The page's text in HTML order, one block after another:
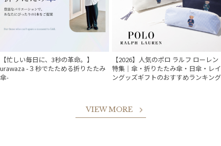
【忙しい毎日に、3秒の革命。】
urawaza -３秒でたためる折りたたみ
傘-
【2026】人気のポロ ラルフ ローレン
特集｜傘・折りたたみ傘・日傘・レイ
ングッズギフトのおすすめランキング
VIEW MORE